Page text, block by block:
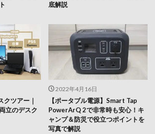
底解説
クツアー｜
立のデスク
2022年4月16日
【ポータブル電源】Smart Tap
PowerArQ 2で非常時も安心！キ
ャンプ＆防災で役立つポイントを
写真で解説